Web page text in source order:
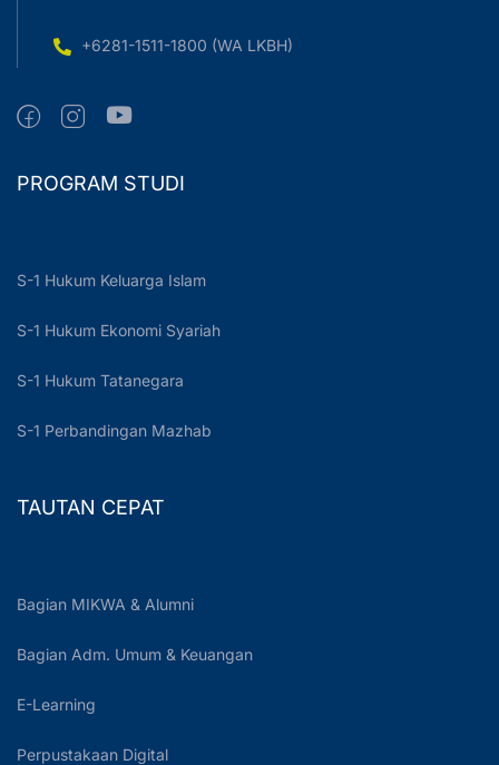
+6281-1511-1800 (WA LKBH)
PROGRAM STUDI
S-1 Hukum Keluarga Islam
S-1 Hukum Ekonomi Syariah
S-1 Hukum Tatanegara
S-1 Perbandingan Mazhab
TAUTAN CEPAT
Bagian MIKWA & Alumni
Bagian Adm. Umum & Keuangan
E-Learning
Perpustakaan Digital